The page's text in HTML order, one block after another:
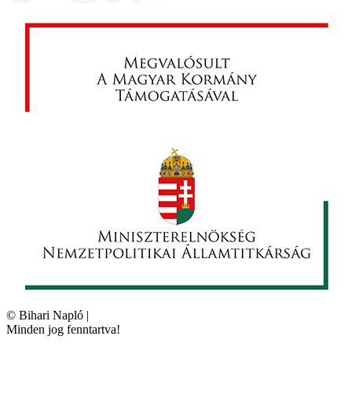
© Bihari Napló |
Minden jog fenntartva!